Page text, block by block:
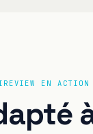
EN ACTION